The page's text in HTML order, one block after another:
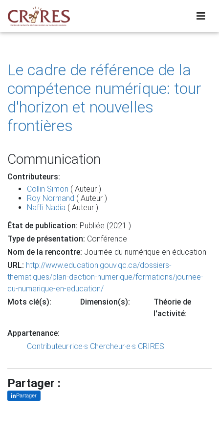
Le cadre de référence de la
compétence numérique: tour
d'horizon et nouvelles
frontières
Communication
Contributeurs:
Collin Simon ( Auteur )
Roy Normand ( Auteur )
Naffi Nadia ( Auteur )
État de publication: Publiée (2021 )
Type de présentation: Conférence
Nom de la rencontre: Journée du numérique en éducation
URL: http://www.education.gouv.qc.ca/dossiers-
thematiques/plan-daction-numerique/formations/journee-
du-numerique-en-education/
Mots clé(s):
Dimension(s):
Théorie de
l'activité:
Appartenance:
Contributeur·rice·s Chercheur·e·s CRIRES
Partager :
Partager